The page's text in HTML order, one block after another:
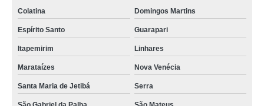
Colatina Domingos Martins
Espírito Santo Guarapari
Itapemirim Linhares
Marataízes Nova Venécia
Santa Maria de Jetibá Serra